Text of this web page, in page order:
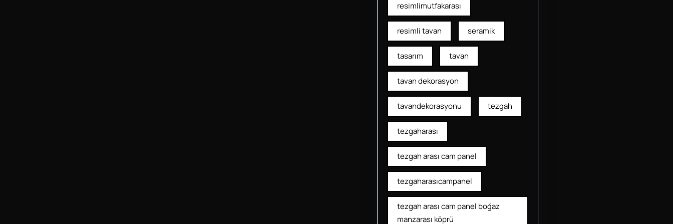
resimlimutfakarası
resimli tavan seramik
tasarım tavan
tavan dekorasyon
tavandekorasyonu tezgah
tezgaharası
tezgah arası cam panel
tezgaharasıcampanel
tezgah arası cam panel boğaz
manzarası köprü